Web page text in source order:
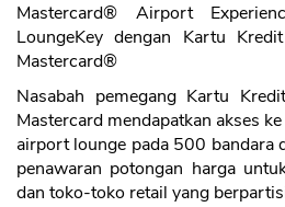
Mastercard® Airport
LoungeKey dengan Kartu
Mastercard®
Nasabah pemegang Kartu
Mastercard mendapatkan akses
airport lounge pada 500 bandara
penawaran potongan harga
dan toko-toko retail yang